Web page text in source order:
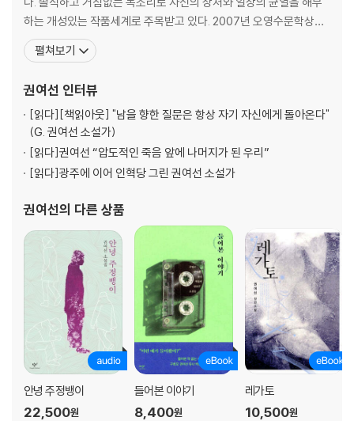
하는 개성있는 작품세계로 주목받고 있다. 2007년 오영수문학상을
수상했다. 2008년도 제32회 이상문학상 수상작인 '사랑을 믿다'는
남녀의 사랑에 대한 감정과 그 기복을 두 겹의 이야기 속에 감추어 묘
절』, 『내 정원의 붉은 열매』, 『비자나무 숲』
펼쳐보기
권여선 인터뷰
[읽다][책읽아웃] "남을 향한 질문은 항상 자기 자신에게 돌아온다"
(G. 권여선 소설가)
[읽다]권여선 “압도적인 죽음 앞에 나머지가 된 우리”
[읽다]광주에 이어 인혁당 그린 권여선 소설가
권여선의 다른 상품
안녕 주정뱅이
22,500원
들어본 이야기
8,400원
레가토
10,500원